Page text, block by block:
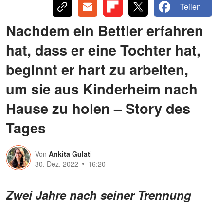
Teilen
Nachdem ein Bettler erfahren
hat, dass er eine Tochter hat,
beginnt er hart zu arbeiten,
um sie aus Kinderheim nach
Hause zu holen – Story des
Tages
Von Ankita Gulati
30. Dez. 2022
16:20
Zwei Jahre nach seiner Trennung